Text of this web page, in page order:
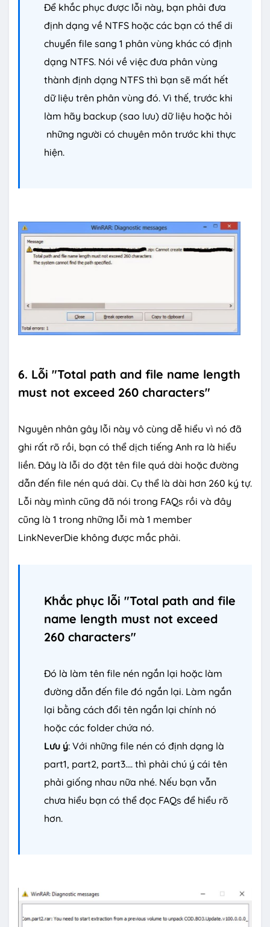
Để khắc phục được lỗi này, bạn phải đưa
định dạng về NTFS hoặc các bạn có thể di
chuyển file sang 1 phân vùng khác có định
dạng NTFS. Nói về việc đưa phân vùng
thành định dạng NTFS thì bạn sẽ mất hết
dữ liệu trên phân vùng đó. Vì thế, trước khi
làm hãy backup (sao lưu) dữ liệu hoặc hỏi
những người có chuyên môn trước khi thực
hiện.
6. Lỗi "Total path and file name length
must not exceed 260 characters"
Nguyên nhân gây lỗi này vô cùng dễ hiểu vì nó đã
ghi rất rõ rồi, bạn có thể dịch tiếng Anh ra là hiểu
liền. Đây là lỗi do đặt tên file quá dài hoặc đường
dẫn đến file nén quá dài. Cụ thể là dài hơn 260 ký tự.
Lỗi này mình cũng đã nói trong FAQs rồi và đây
cũng là 1 trong những lỗi mà 1 member
LinkNeverDie không được mắc phải.
Khắc phục lỗi "Total path and file
name length must not exceed
260 characters"
Đó là làm tên file nén ngắn lại hoặc làm
đường dẫn đến file đó ngắn lại. Làm ngắn
lại bằng cách đổi tên ngắn lại chính nó
hoặc các folder chứa nó.
Lưu ý: Với những file nén có định dạng là
part1, part2, part3.... thì phải chú ý cái tên
phải giống nhau nữa nhé. Nếu bạn vẫn
chưa hiểu bạn có thể đọc FAQs để hiểu rõ
hơn.